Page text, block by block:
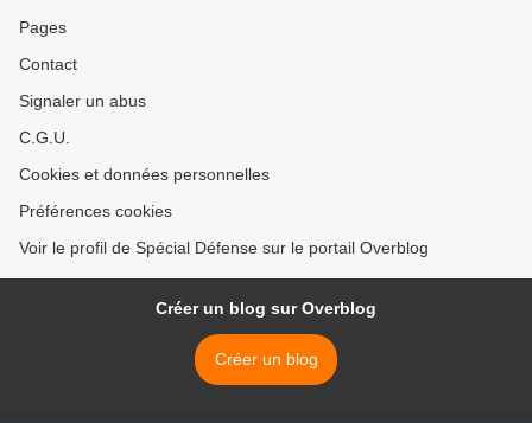
Pages
Contact
Signaler un abus
C.G.U.
Cookies et données personnelles
Préférences cookies
Voir le profil de Spécial Défense sur le portail Overblog
Créer un blog sur Overblog
Créer un blog